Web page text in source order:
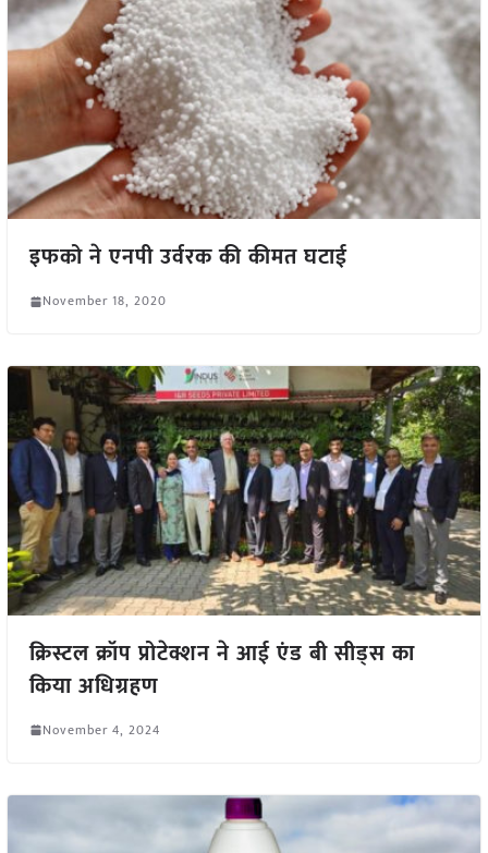
इफको ने एनपी उर्वरक की कीमत घटाई
November 18, 2020
क्रिस्टल क्रॉप प्रोटेक्शन ने आई एंड बी सीड्स का
किया अधिग्रहण
November 4, 2024